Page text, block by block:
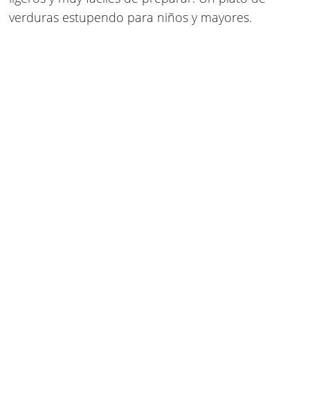
verduras estupendo para niños y mayores.